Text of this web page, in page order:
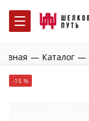
— Каталог —
-15 %